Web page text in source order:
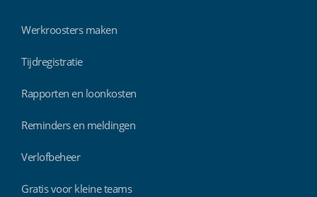
Werkroosters maken
Tijdregistratie
Rapporten en loonkosten
Reminders en meldingen
Verlofbeheer
Gratis voor kleine teams